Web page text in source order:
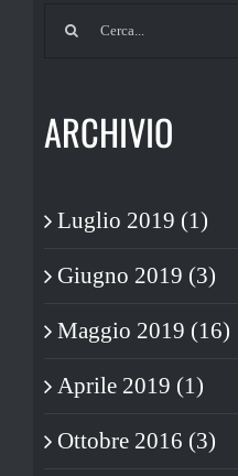
Cerca
ARCHIVIO
Luglio 2019 (1)
Giugno 2019 (3)
Maggio 2019 (16)
Aprile 2019 (1)
Ottobre 2016 (3)